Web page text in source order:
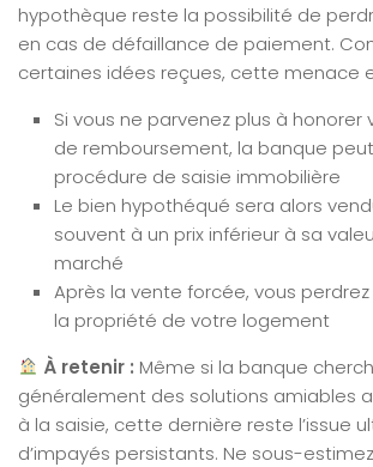
hypothèque reste la possibilité de
en cas de défaillance de paiement.
certaines idées reçues, cette menace
Si vous ne parvenez plus à honorer
de remboursement, la banque
procédure de saisie immobilière
Le bien hypothéqué sera alors
souvent à un prix inférieur à sa
marché
Après la vente forcée, vous
la propriété de votre logement
À retenir : Même si la banque
généralement des solutions amiables
à la saisie, cette dernière reste l’issue
d’impayés persistants. Ne sous-